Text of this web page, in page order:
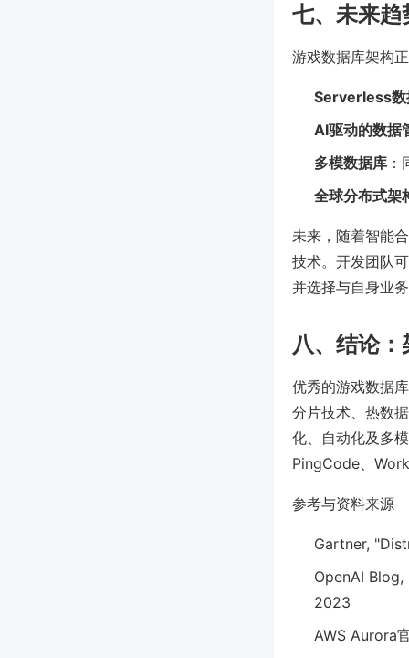
七、未来趋
游戏数据库架构
Serverless数
AI驱动的数据
多模数据库
全球分布式架
未来，随着智能
技术。开发团队
并选择与自身业
八、结论
优秀的游戏数据
分片技术、热数
化、自动化及多
PingCode、
参考与资料来源
Gartner,
OpenAI
2023
AWS Aurora